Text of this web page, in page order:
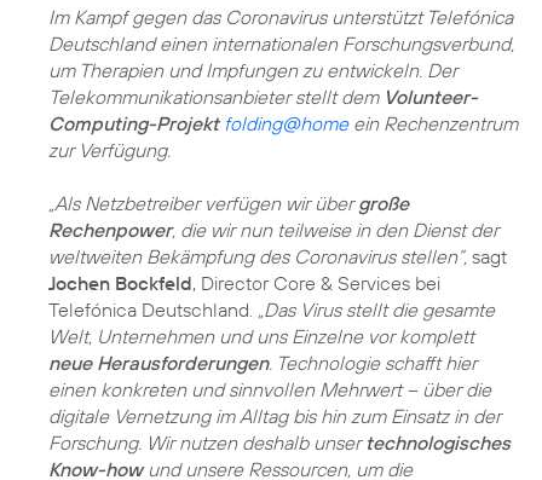
Im Kampf gegen das Coronavirus unterstützt Telefónica
Deutschland einen internationalen Forschungsverbund,
um Therapien und Impfungen zu entwickeln. Der
Telekommunikationsanbieter stellt dem Volunteer-
Computing-Projekt folding@homeein Rechenzentrum
zur Verfügung.
„Als Netzbetreiber verfügen wir übergroße
Rechenpower, die wir nun teilweise in den Dienst der
weltweiten Bekämpfung des Coronavirus stellen“, sagt
Jochen Bockfeld, Director Core & Services bei
Telefónica Deutschland.
„Das Virus stellt die gesamte
Welt, Unternehmen und uns Einzelne vor komplett
neue Herausforderungen. Technologie schafft hier
einen konkreten und sinnvollen Mehrwert – über die
digitale Vernetzung im Alltag bis hin zum Einsatz in der
Forschung. Wir nutzen deshalb unser technologisches
Know-howund unsere Ressourcen, um die